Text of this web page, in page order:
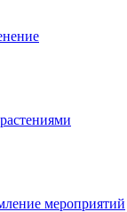
мероприятий